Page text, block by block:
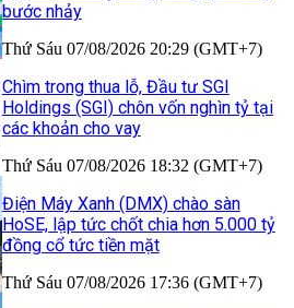
bước nhảy
Thứ Sáu 07/08/2026 20:29 (GMT+7)
Chìm trong thua lỗ, Đầu tư SGI
Holdings (SGI) chôn vốn nghìn tỷ tại
các khoản cho vay
Thứ Sáu 07/08/2026 18:32 (GMT+7)
Điện Máy Xanh (DMX) chào sàn
HoSE, lập tức chốt chia hơn 5.000 tỷ
đồng cổ tức tiền mặt
Thứ Sáu 07/08/2026 17:36 (GMT+7)